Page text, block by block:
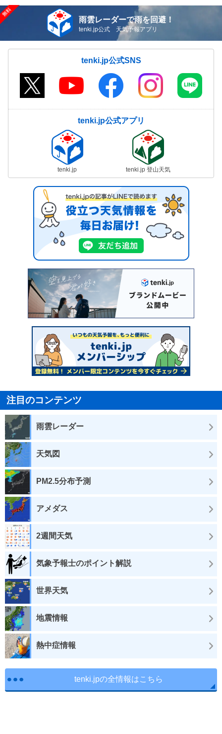
雨雲レーダーで雨を回避！
tenki.jp公式 天気予報アプリ
tenki.jp公式SNS
tenki.jp公式アプリ
tenki.jp tenki.jp 登山天気
注目のコンテンツ
雨雲レーダー
天気図
PM2.5分布予測
アメダス
2週間天気
気象予報士のポイント解説
世界天気
地震情報
熱中症情報
tenki.jpの全情報はこちら